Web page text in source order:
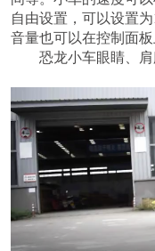
自由设置，可以设置为
音量也可以在控制面板
恐龙小车眼睛、肩